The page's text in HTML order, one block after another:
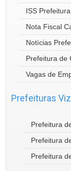
ISS
Nota Fiscal
Notícias
Prefeitura de
Vagas de
Prefeituras
Prefeitura
Prefeitura
Prefeitura